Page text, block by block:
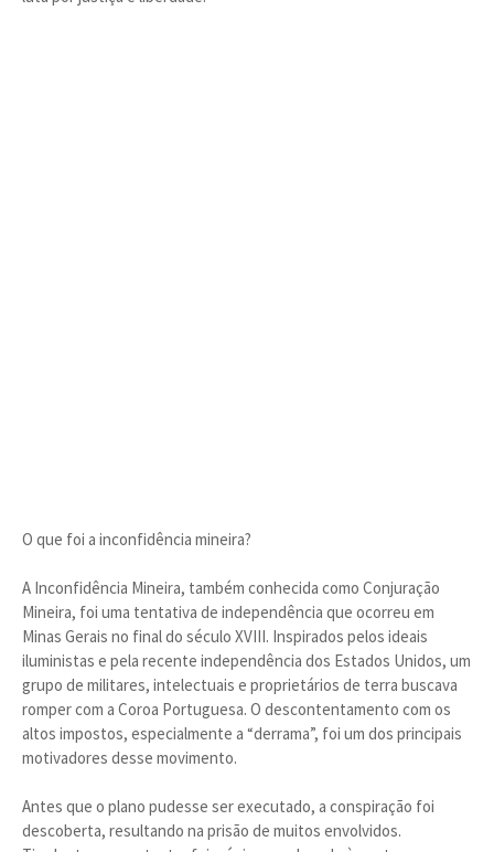
O que foi a inconfidência mineira?
A Inconfidência Mineira, também conhecida como Conjuração
Mineira, foi uma tentativa de independência que ocorreu em
Minas Gerais no final do século XVIII. Inspirados pelos ideais
iluministas e pela recente independência dos Estados Unidos, um
grupo de militares, intelectuais e proprietários de terra buscava
romper com a Coroa Portuguesa. O descontentamento com os
altos impostos, especialmente a “derrama”, foi um dos principais
motivadores desse movimento.
Antes que o plano pudesse ser executado, a conspiração foi
descoberta, resultando na prisão de muitos envolvidos.